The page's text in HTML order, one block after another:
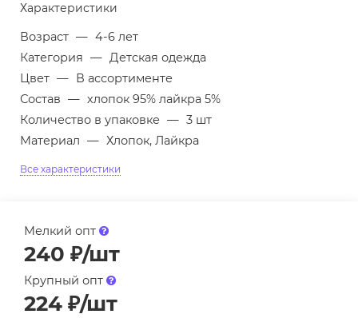
Характеристики
Возраст — 4-6 лет
Категория — Детская одежда
Цвет — В ассортименте
Состав — хлопок 95% лайкра 5%
Количество в упаковке — 3 шт
Материал — Хлопок, Лайкра
Все характеристики
Мелкий опт
240 ₽/шт
Крупный опт
224 ₽/шт